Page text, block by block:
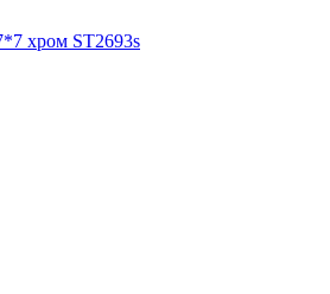
хром ST2693s